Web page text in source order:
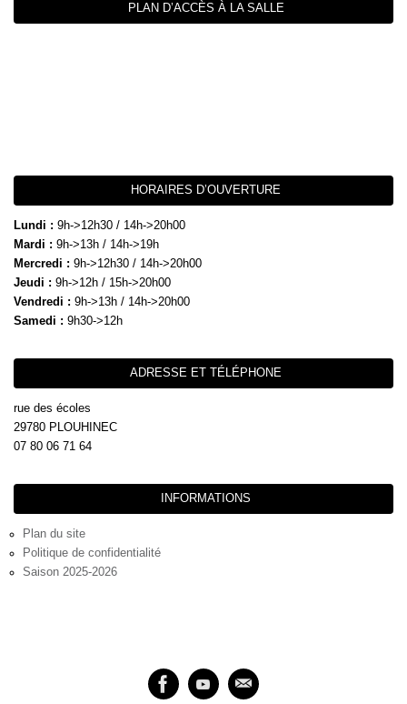
PLAN D’ACCÈS À LA SALLE
HORAIRES D’OUVERTURE
Lundi : 9h->12h30 / 14h->20h00
Mardi : 9h->13h / 14h->19h
Mercredi : 9h->12h30 / 14h->20h00
Jeudi : 9h->12h / 15h->20h00
Vendredi : 9h->13h / 14h->20h00
Samedi : 9h30->12h
ADRESSE ET TÉLÉPHONE
rue des écoles
29780 PLOUHINEC
07 80 06 71 64
INFORMATIONS
Plan du site
Politique de confidentialité
Saison 2025-2026